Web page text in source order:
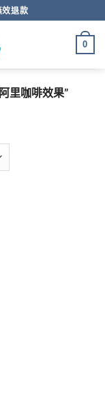
效退款
0
里咖啡效果”